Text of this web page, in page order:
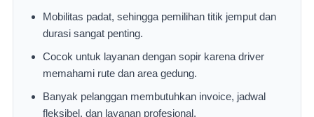
Mobilitas padat, sehingga pemilihan titik jemput dan
durasi sangat penting.
Cocok untuk layanan dengan sopir karena driver
memahami rute dan area gedung.
Banyak pelanggan membutuhkan invoice, jadwal
fleksibel, dan layanan profesional.